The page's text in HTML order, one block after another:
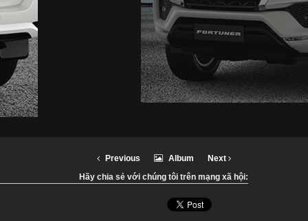
Previous Album
Next
Hãy chia sẻ với chúng tôi trên mạng xã hội: